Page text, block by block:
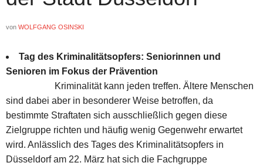
von WOLFGANG OSINSKI
Tag des Kriminalitätsopfers: Seniorinnen und
Senioren im Fokus der Prävention
Kriminalität kann jeden treffen. Ältere Menschen
sind dabei aber in besonderer Weise betroffen, da
bestimmte Straftaten sich ausschließlich gegen diese
Zielgruppe richten und häufig wenig Gegenwehr erwartet
wird. Anlässlich des Tages des Kriminalitätsopfers in
Düsseldorf am 22. März hat sich die Fachgruppe